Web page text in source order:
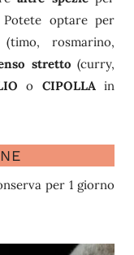
optare per
(timo, rosmarino,
stretto(curry,
o CIPOLLAin
per 1 giorno